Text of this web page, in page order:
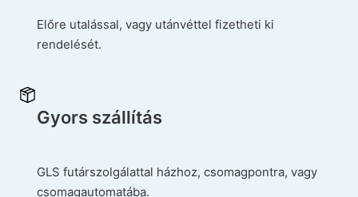
Előre utalással, vagy utánvéttel fizetheti ki
rendelését.
Gyors szállítás
GLS futárszolgálattal házhoz, csomagpontra, vagy
csomagautomatába.